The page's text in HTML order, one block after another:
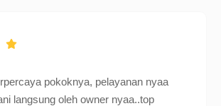
pokoknya, pelayanan nyaa
langsung oleh owner nyaa..top